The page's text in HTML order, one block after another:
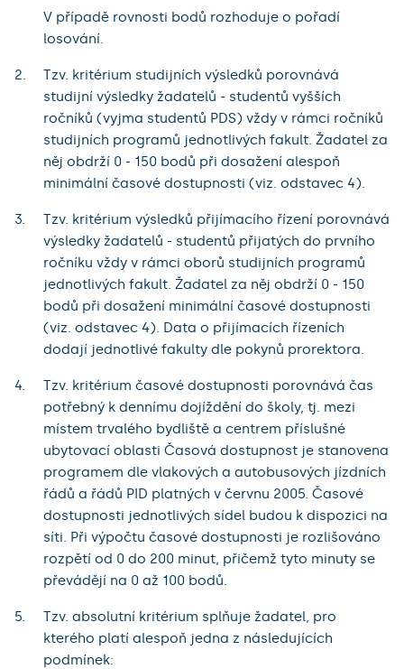
V případě rovnosti bodů rozhoduje o pořadí
losování.
Tzv. kritérium studijních výsledků porovnává
studijní výsledky žadatelů - studentů vyšších
ročníků (vyjma studentů PDS) vždy v rámci ročníků
studijních programů jednotlivých fakult. Žadatel za
něj obdrží 0 - 150 bodů při dosažení alespoň
minimální časové dostupnosti (viz. odstavec 4).
Tzv. kritérium výsledků přijímacího řízení porovnává
výsledky žadatelů - studentů přijatých do prvního
ročníku vždy v rámci oborů studijních programů
jednotlivých fakult. Žadatel za něj obdrží 0 - 150
bodů při dosažení minimální časové dostupnosti
(viz. odstavec 4). Data o přijímacích řízeních
dodají jednotlivé fakulty dle pokynů prorektora.
Tzv. kritérium časové dostupnosti porovnává čas
potřebný k dennímu dojíždění do školy, tj. mezi
místem trvalého bydliště a centrem příslušné
ubytovací oblasti Časová dostupnost je stanovena
programem dle vlakových a autobusových jízdních
řádů a řádů PID platných v červnu 2005. Časové
dostupnosti jednotlivých sídel budou k dispozici na
síti. Při výpočtu časové dostupnosti je rozlišováno
rozpětí od 0 do 200 minut, přičemž tyto minuty se
převádějí na 0 až 100 bodů.
Tzv. absolutní kritérium splňuje žadatel, pro
kterého platí alespoň jedna z následujících
podmínek: